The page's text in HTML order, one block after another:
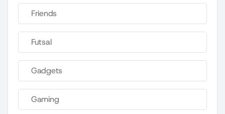
Friends
Futsal
Gadgets
Gaming